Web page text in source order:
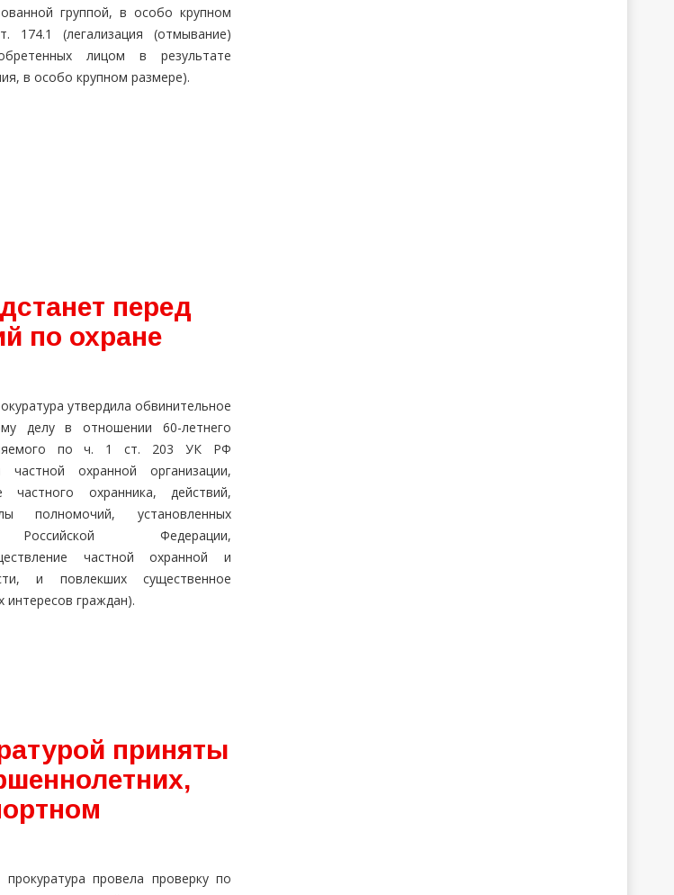
группой, в особо крупном
(легализация (отмывание)
лицом в результате
в особо крупном размере).
перед
по охране
утвердила обвинительное
делу в отношении 60-летнего
по ч. 1 ст. 203 УК РФ
частной охранной организации,
частного охранника, действий,
полномочий, установленных
Российской Федерации,
частной охранной и
и повлекших существенное
интересов граждан).
приняты
провела проверку по